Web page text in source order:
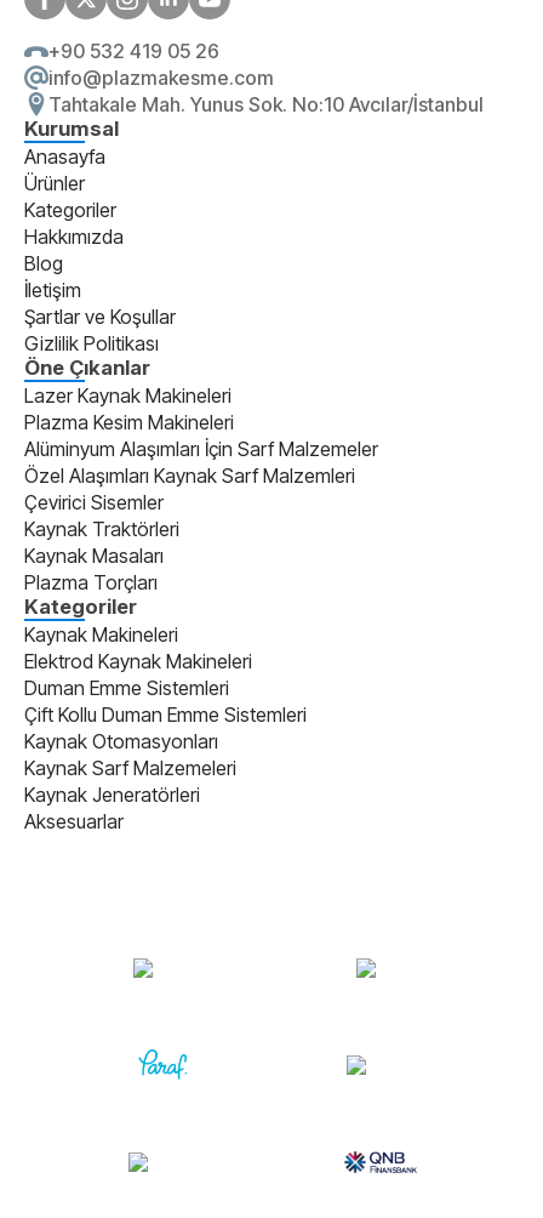
+90 532 419 05 26
info@plazmakesme.com
Tahtakale Mah. Yunus Sok. No:10 Avcılar/İstanbul
Kurumsal
Anasayfa
Ürünler
Kategoriler
Hakkımızda
Blog
İletişim
Şartlar ve Koşullar
Gizlilik Politikası
Öne Çıkanlar
Lazer Kaynak Makineleri
Plazma Kesim Makineleri
Alüminyum Alaşımları İçin Sarf Malzemeler
Özel Alaşımları Kaynak Sarf Malzemleri
Çevirici Sisemler
Kaynak Traktörleri
Kaynak Masaları
Plazma Torçları
Kategoriler
Kaynak Makineleri
Elektrod Kaynak Makineleri
Duman Emme Sistemleri
Çift Kollu Duman Emme Sistemleri
Kaynak Otomasyonları
Kaynak Sarf Malzemeleri
Kaynak Jeneratörleri
Aksesuarlar